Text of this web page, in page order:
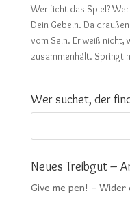
Wer ficht das Spiel?
Dein Gebein. Da
vom Sein. Er weiß nicht,
zusammenhält. Springt
Wer suchet, der
Neues Treibgut –
Give me pen! –